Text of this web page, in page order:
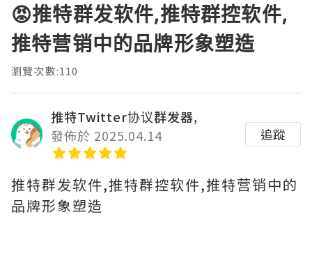
😡推特群发软件,推特群控软件,
推特营销中的品牌形象塑造
瀏覽次數:110
推特Twitter协议群发器,
發佈於 2025.04.14
追蹤
推特群发软件,推特群控软件,推特营销中的
品牌形象塑造